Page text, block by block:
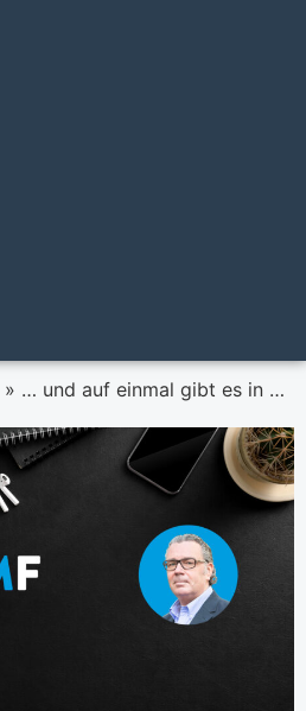
» … und auf einmal gibt es in Österreich unzählige Strommarkt-Profis